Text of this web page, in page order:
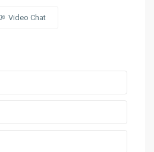
Video Chat